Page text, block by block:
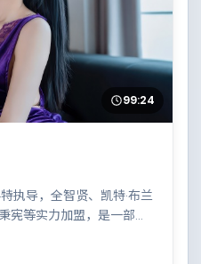
99:24
执导，全智贤、凯特·布兰
宪等实力加盟，是一部荒
发生在巴西，家族恩怨与
片在视听语言与叙事节奏